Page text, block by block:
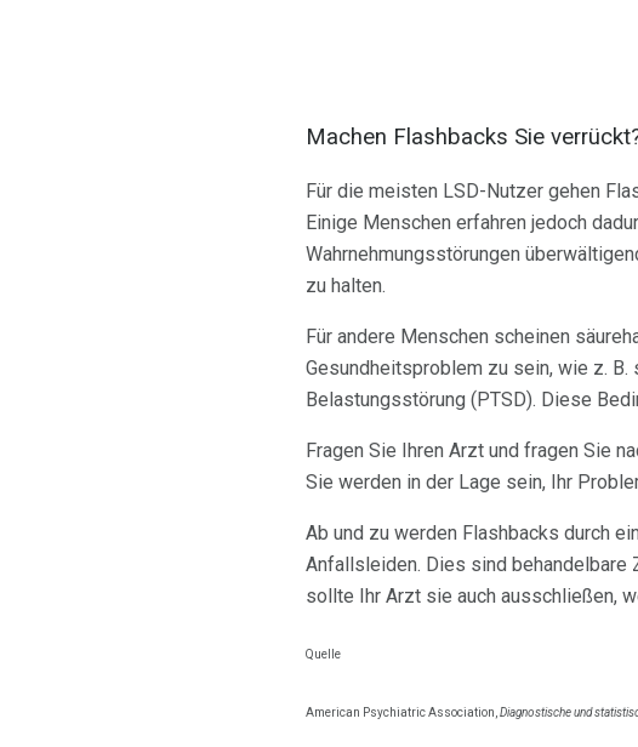
Machen Flashbacks Sie
Für die meisten LSD-Nutzer gehen
Einige Menschen erfahren jedoch
Wahrnehmungsstörungen
zu halten.
Für andere Menschen scheinen
Gesundheitsproblem zu sein, wie z.
Belastungsstörung (PTSD). Diese
Fragen Sie Ihren Arzt und fragen Sie
Sie werden in der Lage sein, Ihr
Ab und zu werden Flashbacks durch
Anfallsleiden. Dies sind behandelbare
sollte Ihr Arzt sie auch ausschließen,
Quelle
American Psychiatric Association,Diagnostische und